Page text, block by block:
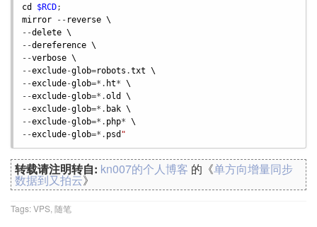
cd
$RCD
mirror -- reverse \
--delete \
--dereference \
--verbose \
--exclude-glob=robots .txt \
--exclude-glob=*. ht* \
--exclude-glob=*.old
\
--exclude-glob=*. bak \
--exclude-glob=*. php* \
--exclude-glob=*. psd "
转载请注明转自: kn007的个人博客 的《单方向增量同步
数据到又拍云》
Tags:VPS 随笔